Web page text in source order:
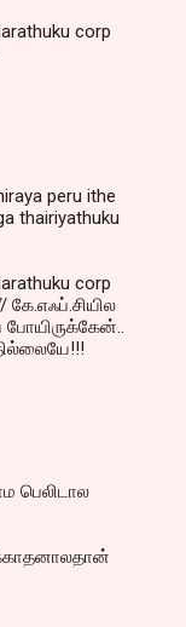
corp
peru ithe
thairiyathuku
corp
கே.எஃப்.சியில
பெலிடால